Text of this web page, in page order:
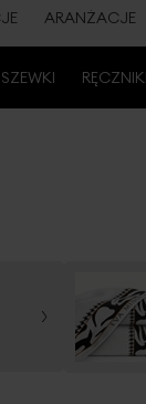
ARANŻACJE
RĘCZNIKI